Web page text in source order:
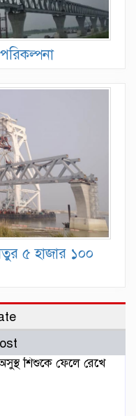
৫ হাজার ১০০
শিশুকে ফেলে রেখে